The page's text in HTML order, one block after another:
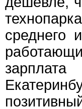
среднего